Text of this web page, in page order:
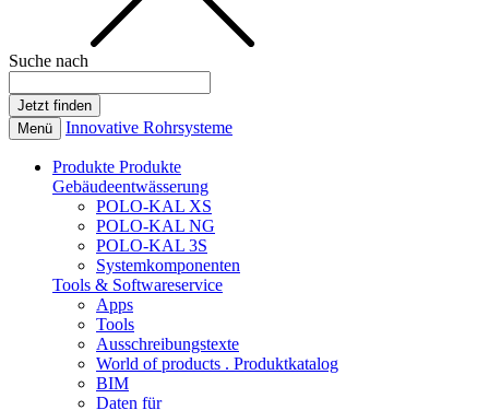
Suche nach
Menü Innovative Rohrsysteme
Produkte Produkte
Gebäudeentwässerung
POLO-KAL XS
POLO-KAL NG
POLO-KAL 3S
Systemkomponenten
Tools & Softwareservice
Apps
Tools
Ausschreibungstexte
World of products . Produktkatalog
BIM
Daten für